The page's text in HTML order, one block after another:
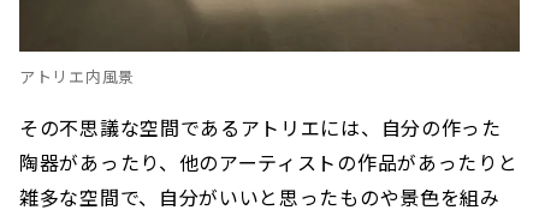
アトリエ内風景
その不思議な空間であるアトリエには、自分の作った
陶器があったり、他のアーティストの作品があったりと
雑多な空間で、自分がいいと思ったものや景色を組み